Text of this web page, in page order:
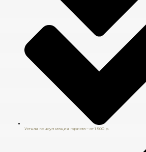
Устная консультация юриста – от 1 500 р.